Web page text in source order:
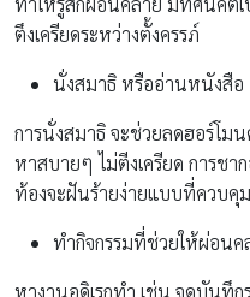
ตึงเครียดระหว่างตั้งครรภ์
นั่งสมาธิ หรืออ่านหนังสือ
การนั่งสมาธิ จะช่วยลดฮอร์โม
หาสบายๆ ไม่ตีงเครียด การชา
ท้องจะฝันร้ายง่ายแบบที่ควบคุม
ทำกิจกรรมที่ช่วยให้ผ่อนค
หางานอดิเรกทำ เช่น จดบันทึก